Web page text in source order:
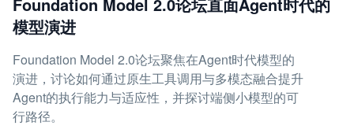
Foundation Model 2.0论坛直面Agent时代的
模型演进
Foundation Model 2.0论坛聚焦在Agent时代模型的
演进，讨论如何通过原生工具调用与多模态融合提升
Agent的执行能力与适应性，并探讨端侧小模型的可
行路径。